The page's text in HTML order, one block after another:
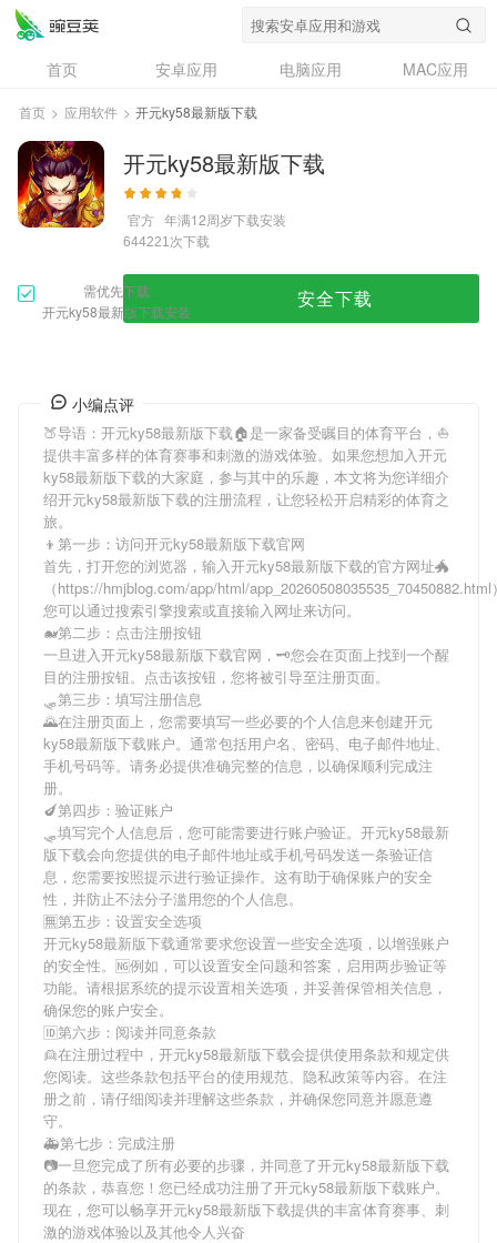
首页 安卓应用 电脑应用
MAC应用
资讯
专题
问答
首页 > 应用软件 > 开元ky58最新版下载
开元ky58最新版下载
官方 年满12周岁下载安装
644221次下载
需优先下载
开元ky58最新版下载安装
安全下载
小编点评
🍑导语： 开元ky58最新版下载🏠是一家备受瞩目的体育平台，⛵️
提供丰富多样的体育赛事和刺激的游戏体验。如果您想加入开元
ky58最新版下载的大家庭，参与其中的乐趣，本文将为您详细介
绍开元ky58最新版下载的注册流程，让您轻松开启精彩的体育之
旅。
👦第一步：访问开元ky58最新版下载官网
首先，打开您的浏览器，输入开元ky58最新版下载的官方网址🐲
（https://hmjblog.com/app/html/app_20260508035535_70450882.html
您可以通过搜索引擎搜索或直接输入网址来访问。
🐋第二步：点击注册按钮
一旦进入开元ky58最新版下载官网，🗝您会在页面上找到一个醒
目的注册按钮。点击该按钮，您将被引导至注册页面。
🛷第三步：填写注册信息
🌄在注册页面上，您需要填写一些必要的个人信息来创建开元
ky58最新版下载账户。通常包括用户名、密码、电子邮件地址、
手机号码等。请务必提供准确完整的信息，以确保顺利完成注
册。
🍆第四步：验证账户
🛷填写完个人信息后，您可能需要进行账户验证。 开元ky58最新
版下载会向您提供的电子邮件地址或手机号码发送一条验证信
息，您需要按照提示进行验证操作。这有助于确保账户的安全
性，并防止不法分子滥用您的个人信息。
🈚第五步：设置安全选项
开元ky58最新版下载通常要求您设置一些安全选项，以增强账户
的安全性。🆖例如，可以设置安全问题和答案，启用两步验证等
功能。请根据系统的提示设置相关选项，并妥善保管相关信息，
确保您的账户安全。
🆔第六步：阅读并同意条款
👱在注册过程中， 开元ky58最新版下载会提供使用条款和规定供
您阅读。这些条款包括平台的使用规范、隐私政策等内容。在注
册之前，请仔细阅读并理解这些条款，并确保您同意并愿意遵
守。
🚑第七步：完成注册
📷一旦您完成了所有必要的步骤，并同意了开元ky58最新版下载
的条款，恭喜您！您已经成功注册了开元ky58最新版下载账户。
现在，您可以畅享开元ky58最新版下载提供的丰富体育赛事、刺
激的游戏体验以及其他令人兴奋